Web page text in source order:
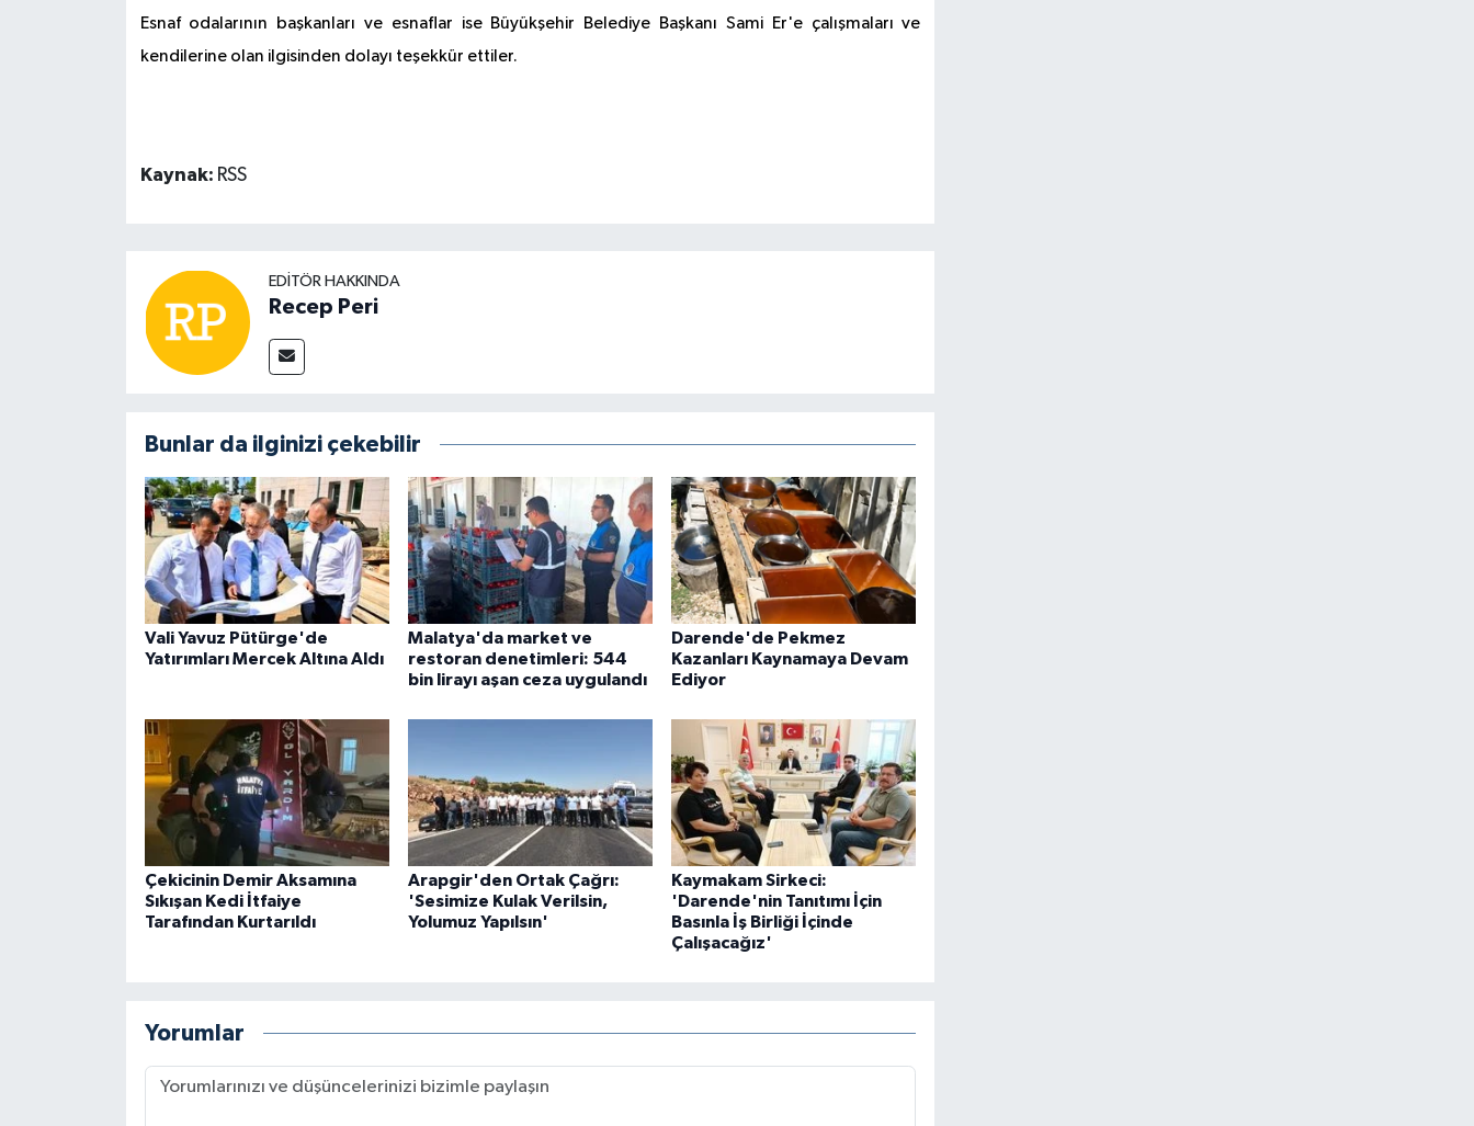
Esnaf odalarının başkanları ve esnaflar ise Büyükşehir Belediye Başkanı Sami Er'e çalışmaları ve
kendilerine olan ilgisinden dolayı teşekkür ettiler.
Kaynak: RSS
EDITÖR HAKKINDA
Recep Peri
Bunlar da ilginizi çekebilir
Vali Yavuz Pütürge'de
Yatırımları Mercek Altına Aldı
Malatya'da market ve
restoran denetimleri: 544
bin lirayı aşan ceza uygulandı
Darende'de Pekmez
Kazanları Kaynamaya Devam
Ediyor
Çekicinin Demir Aksamına
Sıkışan Kedi İtfaiye
Tarafından Kurtarıldı
Arapgir'den Ortak Çağrı:
'Sesimize Kulak Verilsin,
Yolumuz Yapılsın'
Kaymakam Sirkeci:
'Darende'nin Tanıtımı İçin
Basınla İş Birliği İçinde
Çalışacağız'
Yorumlar